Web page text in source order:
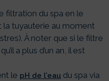
filtration du spa en le
tuyauterie au moment
À noter que si le filtre
a plus d’un an, il est
le pH de l’eau du spa via